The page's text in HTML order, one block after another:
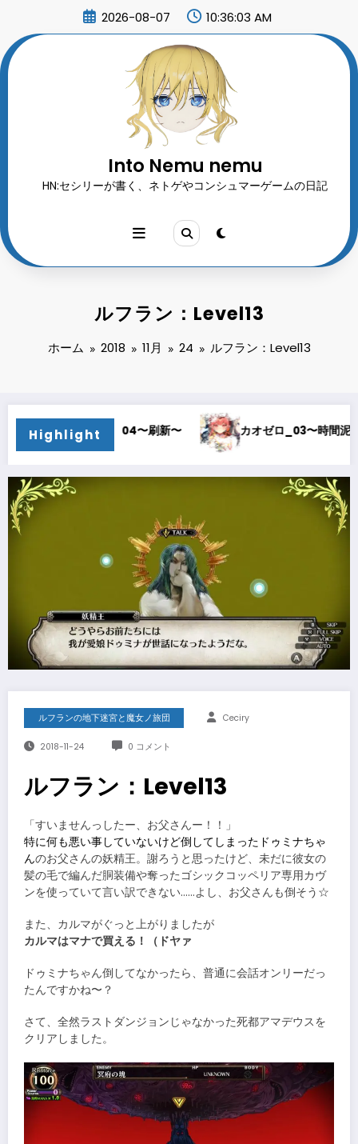
ン
ツ
2026-08-07 10:36:04 AM
Into Nemu nemu
HN:セシリーが書く、ネトゲやコンシュマーゲームの日記
ルフラン：Level13
ホーム 2018 11月 24 ルフラン：Level13
Highlight
〜刷新〜 カオゼロ_03〜時間泥棒〜 カオゼ
ルフランの地下迷宮と魔女ノ旅団 Ceciry
2018-11-24 0 コメント
ルフラン：Level13
「すいませんっしたー、お父さんー！！」
特に何も悪い事していないけど倒してしまったドゥミナちゃ
んのお父さんの妖精王。謝ろうと思ったけど、未だに彼女の
髪の毛で編んだ胴装備や奪ったゴシックコッペリア専用カヴ
ンを使っていて言い訳できない……よし、お父さんも倒そう☆
また、カルマがぐっと上がりましたが
カルマはマナで買える！（ドヤァ
ドゥミナちゃん倒してなかったら、普通に会話オンリーだっ
たんですかね〜？
さて、全然ラストダンジョンじゃなかった死都アマデウスを
クリアしました。